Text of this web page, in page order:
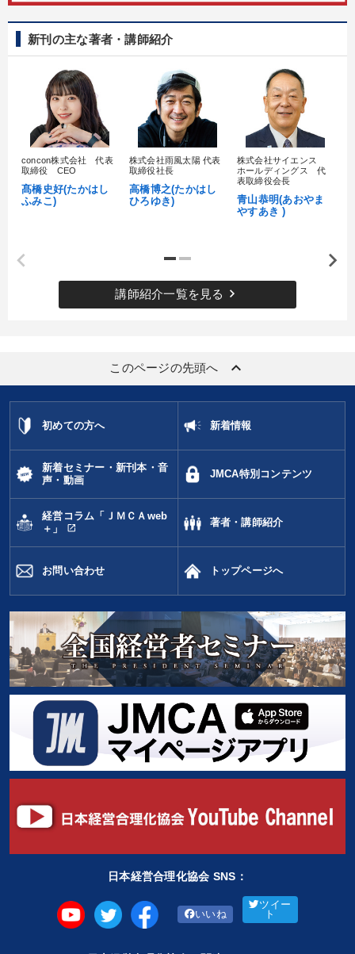
新刊の主な著者・講師紹介
concon株式会社 代表
取締役 CEO
髙橋史好(たかはし
ふみこ)
株式会社雨風太陽 代表
取締役社長
高橋博之(たかはし
ひろゆき)
株式会社サイエンス
ホールディングス 代
表取締役会長
青山恭明(あおやま
やすあき )
講師紹介一覧を見る keyboard_arrow_right
このページの先頭へ keyboard_arrow_up
初めての方へ 新着情報
新着セミナー・新刊本・音
声・動画
JMCA特別コンテンツ
経営コラム「ＪＭＣＡweb
＋」
open_in_new
著者・講師紹介
お問い合わせ トップページへ
日本経営合理化協会 SNS：
いいね
ツイー
ト